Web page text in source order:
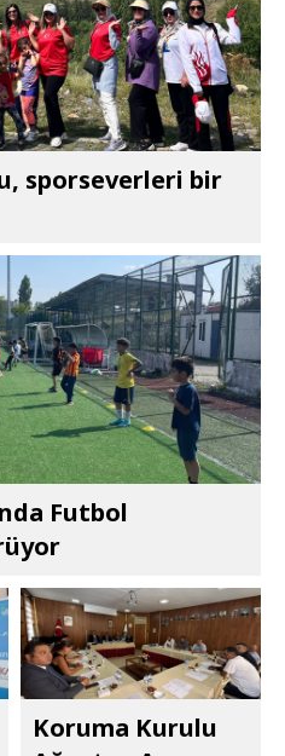
sporseverleri bir
Futbol
Koruma Kurulu